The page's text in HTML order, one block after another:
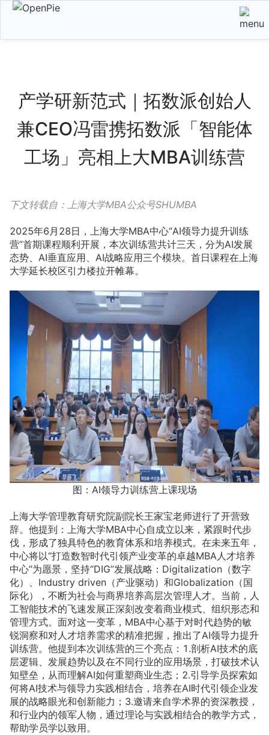
产学研新范式｜拓数派创始人
兼CEO冯雷携拓数派「智能体
工场」亮相上大MBA训练营
下文转载自：上海大学MBA公众号SHUMBA
2025年6月28日，上海大学MBA中心“AI领导力提升训练
营”首期课程顺利开展，本次训练营共计三天，分为AI发展
态势、AI垂直应用、AI战略应用三个模块。首日课程在上海
大学延长校区引力楼拉开帷幕。
图：AI领导力训练营上课现场
上海大学管理教育研究院副院长王家宝老师进行了开营致
辞。他提到：上海大学MBA中心自成立以来，紧跟时代步
伐，形成了独具特色的教育体系和培养模式。在未来五年，
中心将以“打造数智时代引领产业变革的卓越MBA人才培养
中心”为愿景，坚持“DIG”发展战略：Digitalization（数字
化）、Industry driven（产业驱动）和Globalization（国
际化），不断为社会与商界培养高层次管理人才。当前，人
工智能技术的飞速发展正深刻改变着商业模式、组织形态和
管理方式。面对这一变革，MBA中心基于对时代趋势的敏
锐洞察和对人才培养需求的精准把握，推出了AI领导力提升
训练营。他提到本次训练营的三个亮点：1.剖析AI技术的底
层逻辑、发展趋势以及在不同行业的应用场景，打破技术认
知壁垒，从而理解AI如何重塑商业生态；2.引导学员探索如
何将AI技术与领导力实践相结合，培养在AI时代引领企业发
展的战略眼光和创新能力；3.邀请来自学术界的资深教授，
和行业内的领军人物，通过理论与实践相结合的教学方式，
帮助学员学以致用。